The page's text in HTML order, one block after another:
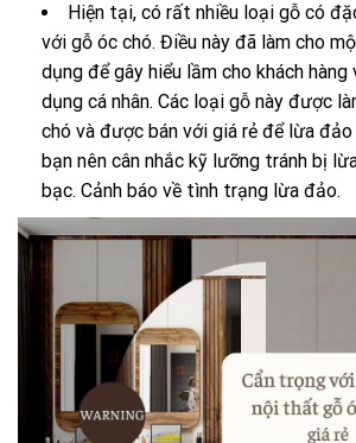
Hiện tại, có rất nhiều loại gỗ có
với gỗ óc chó. Điều này đã làm cho
dụng để gây hiểu lầm cho khách
dụng cá nhân. Các loại gỗ này được
chó và được bán với giá rẻ để lừa đảo
bạn nên cân nhắc kỹ lưỡng tránh bị
bạc. Cảnh báo về tình trạng lừa đảo.